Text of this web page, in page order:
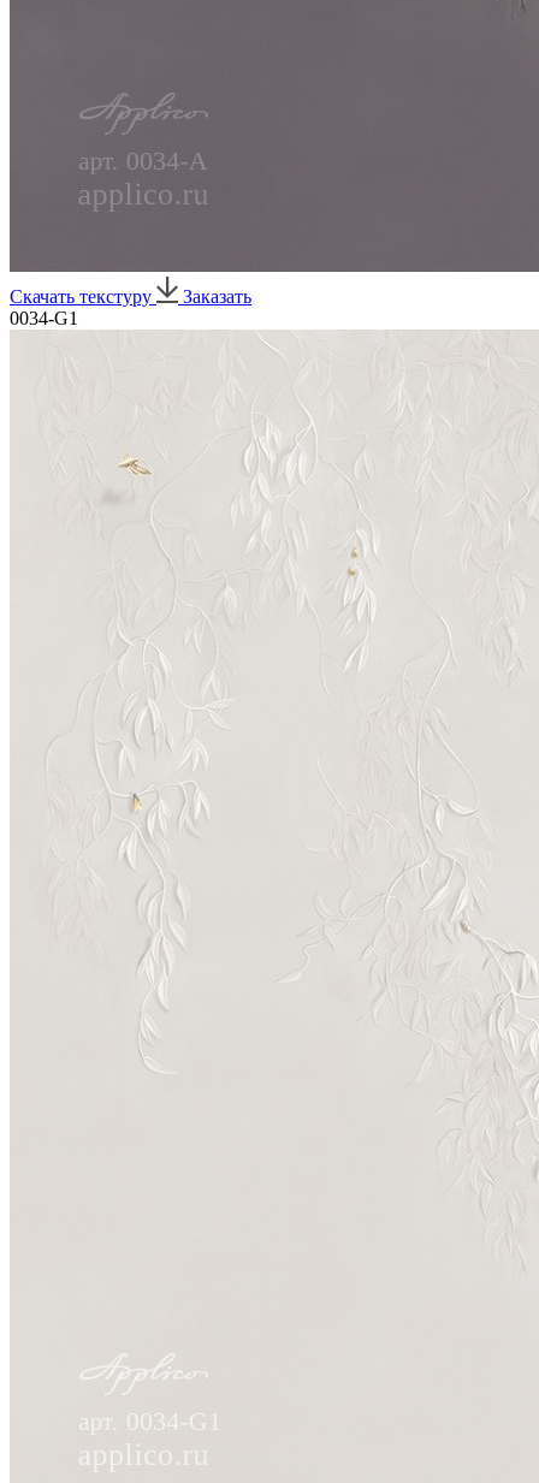
Скачать текстуру
Заказать
0034-G1